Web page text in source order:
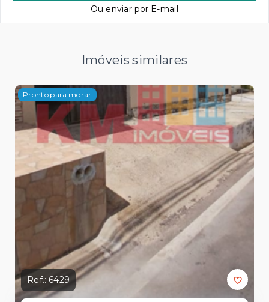
Ou enviar por E-mail
Imóveis similares
Pronto para morar
Ref.: 6429